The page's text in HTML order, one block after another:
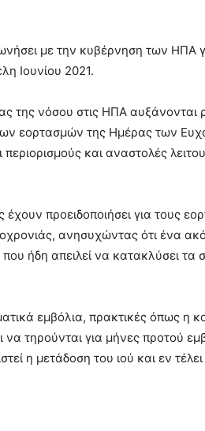
με την κυβέρνηση των ΗΠΑ
Ιουνίου 2021.
της νόσου στις ΗΠΑ
εορτασμών της Ημέρας των
και αναστολές
έχουν προειδοποιήσει για τους
ανησυχώντας ότι ένα
ήδη απειλεί να κατακλύσει τα
εμβόλια, πρακτικές όπως η
τηρούνται για μήνες προτού
η μετάδοση του ιού και εν